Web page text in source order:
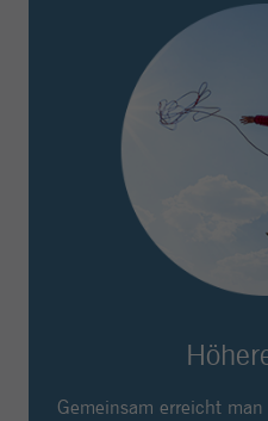
Gemeinsam erreicht